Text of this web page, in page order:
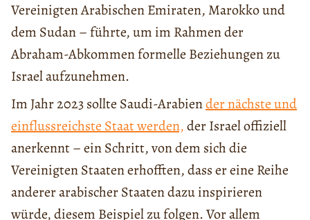
Vereinigten Arabischen Emiraten, Marokko und
dem Sudan – führte, um im Rahmen der
Abraham-Abkommen formelle Beziehungen zu
Israel aufzunehmen.
Im Jahr 2023 sollte Saudi-Arabiender nächste und
einflussreichste Staat werden,der Israel offiziell
anerkennt – ein Schritt, von dem sich die
Vereinigten Staaten erhofften, dass er eine Reihe
anderer arabischer Staaten dazu inspirieren
würde, diesem Beispiel zu folgen. Vor allem